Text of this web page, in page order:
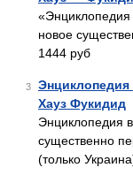
«Энциклопедия
новое
1444 руб
3
Энциклопедия
Хауз Фукидид
Энциклопедия
существенно
(только